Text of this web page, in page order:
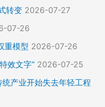
转变 2026-07-27
07-26
重模型 2026-07-26
效文字” 2026-07-25
产业开始失去年轻工程